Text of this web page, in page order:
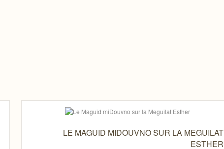
LE MAGUID MIDOUVNO SUR LA MEGUILAT
ESTHER